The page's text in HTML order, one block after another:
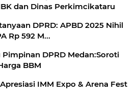
dan Dinas Perkimcikataru
APBD 2025 Nihil
Rp 592 M...
DPRD Medan:Soroti
BBM
IMM Expo & Arena Fest